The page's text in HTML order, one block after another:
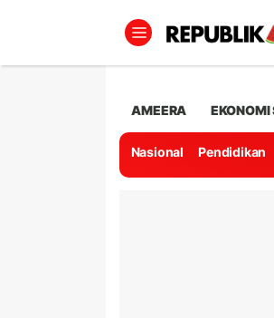
AMEERA EKONOMI
Nasional Pendidikan